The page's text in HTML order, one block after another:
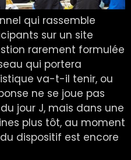
qui rassemble
sur un site
rarement formulée
qui portera
va-t-il tenir, ou
ne se joue pas
jour J, mais dans une
plus tôt, au moment
dispositif est encore